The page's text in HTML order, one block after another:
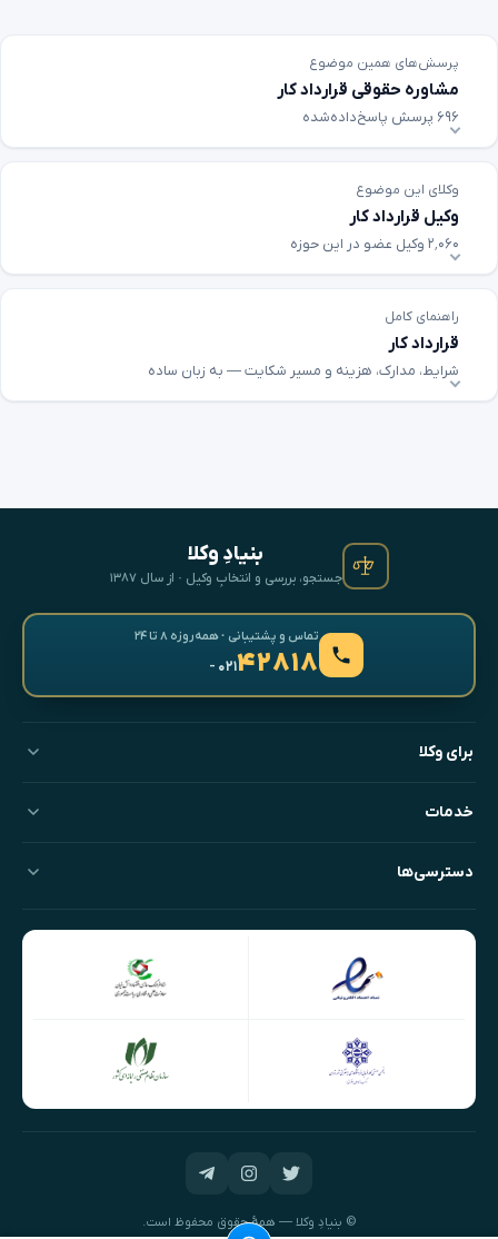
پرسش‌های همین موضوع
مشاوره حقوقی قرارداد کار
۶۹۶ پرسش پاسخ‌داده‌شده
وکلای این موضوع
وکیل قرارداد کار
۲٬۰۶۰ وکیل عضو در این حوزه
راهنمای کامل
قرارداد کار
شرایط، مدارک، هزینه و مسیر شکایت — به زبان ساده
بنیادِ وکلا
جستجو، بررسی و انتخابِ وکیل · از سال ۱۳۸۷
تماس و پشتیبانی · همه‌روزه ۸ تا ۲۴
۴۲۸۱۸- ۰۲۱
برای وکلا
خدمات
دسترسی‌ها
© بنیادِ وکلا — همهٔ حقوق محفوظ است.